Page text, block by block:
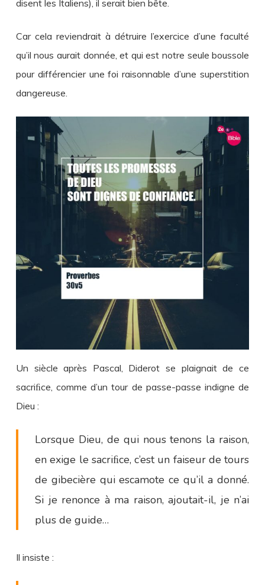
disent les Italiens), il serait bien bête.
Car cela reviendrait à détruire l’exercice d’une faculté
qu’il nous aurait donnée, et qui est notre seule boussole
pour différencier une foi raisonnable d’une superstition
dangereuse.
Un siècle après Pascal, Diderot se plaignait de ce
sacriﬁce, comme d’un tour de passe-passe indigne de
Dieu :
Lorsque Dieu, de qui nous tenons la raison,
en exige le sacriﬁce, c’est un faiseur de tours
de gibecière qui escamote ce qu’il a donné.
Si je renonce à ma raison, ajoutait-il, je n’ai
plus de guide…
Il insiste :